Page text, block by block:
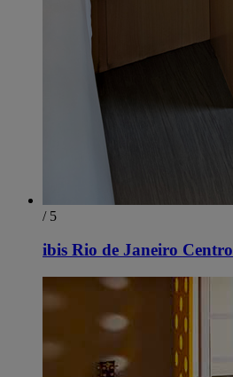
/ 5
ibis Rio de Janeiro Centro